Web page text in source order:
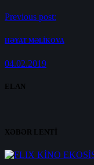
Previous post:
HƏYAT MƏLİKOVA
04.02.2019
ELAN
XƏBƏR LENTİ